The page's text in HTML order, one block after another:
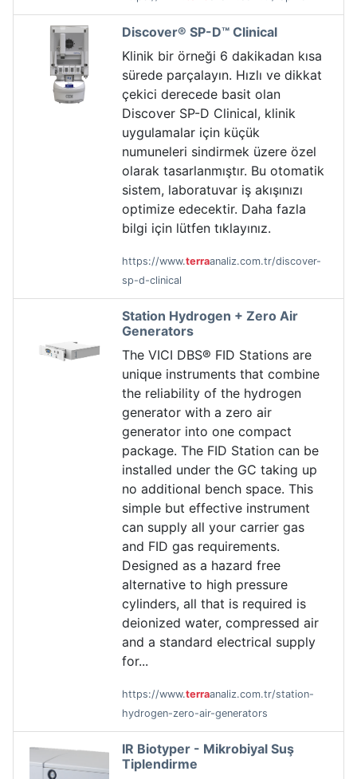
Discover® SP-D™ Clinical
Klinik bir örneği 6 dakikadan kısa
sürede parçalayın. Hızlı ve dikkat
çekici derecede basit olan
Discover SP-D Clinical, klinik
uygulamalar için küçük
numuneleri sindirmek üzere özel
olarak tasarlanmıştır. Bu otomatik
sistem, laboratuvar iş akışınızı
optimize edecektir. Daha fazla
bilgi için lütfen tıklayınız.
https://www.terraanaliz.com.tr/discover-
sp-d-clinical
Station Hydrogen + Zero Air
Generators
The VICI DBS® FID Stations are
unique instruments that combine
the reliability of the hydrogen
generator with a zero air
generator into one compact
package. The FID Station can be
installed under the GC taking up
no additional bench space. This
simple but effective instrument
can supply all your carrier gas
and FID gas requirements.
Designed as a hazard free
alternative to high pressure
cylinders, all that is required is
deionized water, compressed air
and a standard electrical supply
for...
https://www.terraanaliz.com.tr/station-
hydrogen-zero-air-generators
IR Biotyper - Mikrobiyal Suş
Tiplendirme